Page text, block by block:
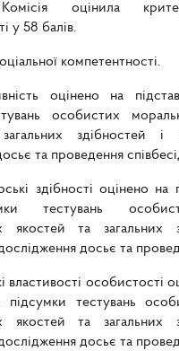
оцінила
у 58 балів.
компетентності.
оцінено на
особистих
здібностей і
та проведення
здібності оцінено на
тестувань
якостей та загальних
досьє та
властивості особистості
підсумки тестувань
якостей та загальних
досьє та